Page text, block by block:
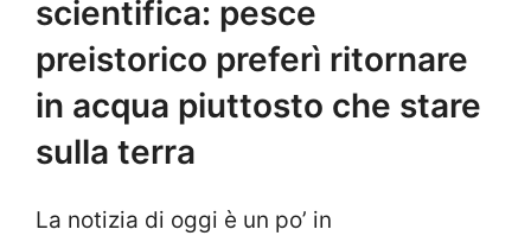
scientifica: pesce
preistorico preferì ritornare
in acqua piuttosto che stare
sulla terra
La notizia di oggi è un po’ in